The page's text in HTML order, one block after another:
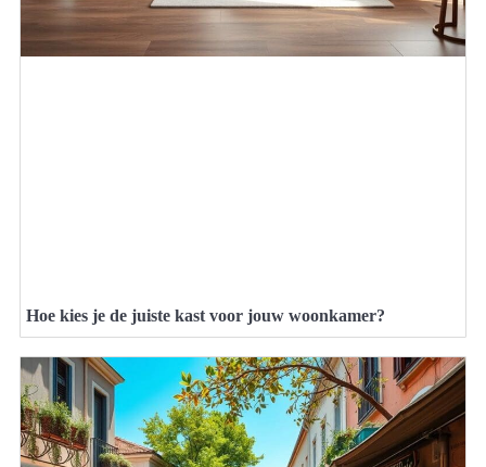
Hoe kies je de juiste kast voor jouw woonkamer?